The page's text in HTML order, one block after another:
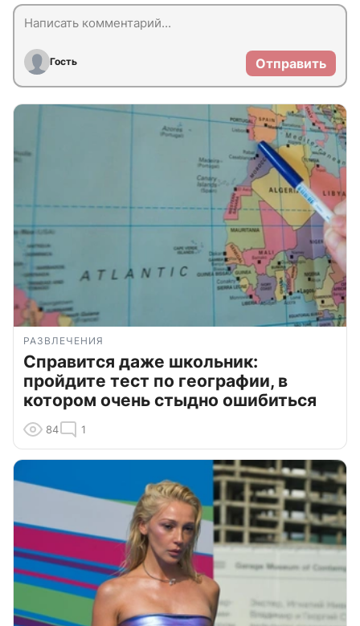
Гость Отправить
РАЗВЛЕЧЕНИЯ
Справится даже школьник:
пройдите тест по географии, в
котором очень стыдно ошибиться
84 1